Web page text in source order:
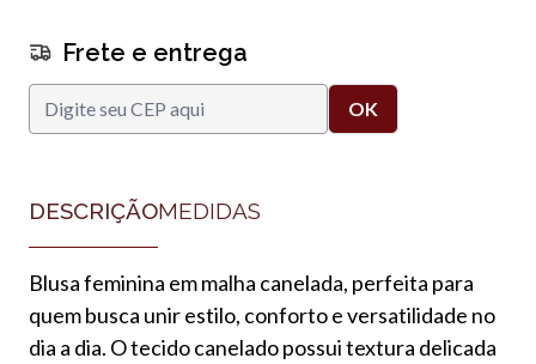
Frete e entrega
DESCRIÇÃOMEDIDAS
Blusa feminina em malha canelada, perfeita para
quem busca unir estilo, conforto e versatilidade no
dia a dia. O tecido canelado possui textura delicada